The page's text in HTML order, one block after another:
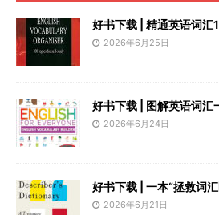
好书下载 | 精通英语词汇
2026年6月25日
好书下载 | 图解英语词汇
2026年6月24日
好书下载 | 一本“拯救词
2026年6月21日